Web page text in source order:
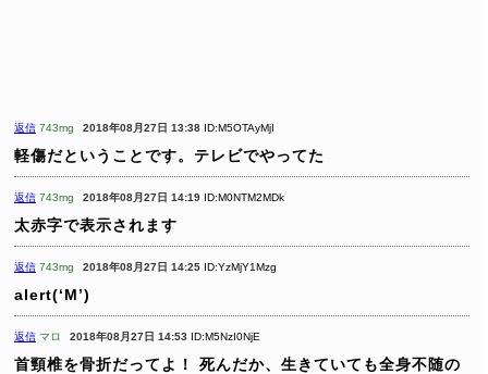
返信 743mg 2018年08月27日 13:38 ID:M5OTAyMjI
軽傷だということです。テレビでやってた
返信 743mg 2018年08月27日 14:19 ID:M0NTM2MDk
太赤字で表示されます
返信 743mg 2018年08月27日 14:25 ID:YzMjY1Mzg
alert(‘M’)
返信 マロ 2018年08月27日 14:53 ID:M5NzI0NjE
首頸椎を骨折だってよ！
死んだか、生きていても全身不随の